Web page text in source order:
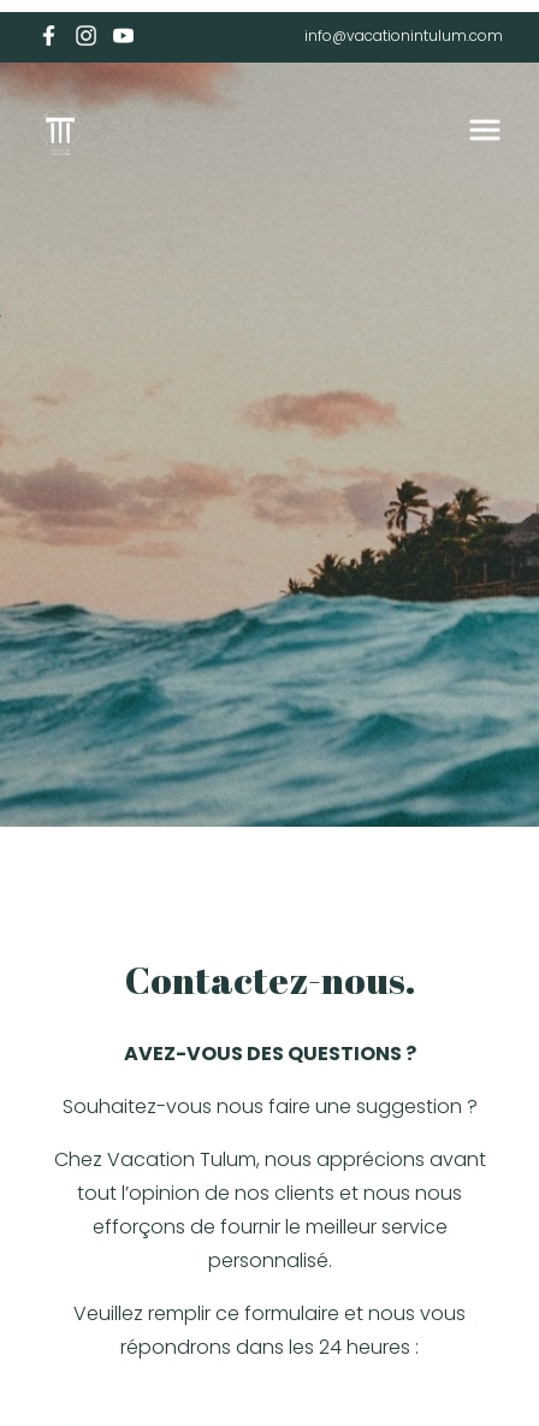
info@vacationintulum.com
Contactez-nous.
AVEZ-VOUS DES QUESTIONS ?
Souhaitez-vous nous faire une suggestion ?
Chez Vacation Tulum, nous apprécions avant
tout l’opinion de nos clients et nous nous
efforçons de fournir le meilleur service
personnalisé.
Veuillez remplir ce formulaire et nous vous
répondrons dans les 24 heures :